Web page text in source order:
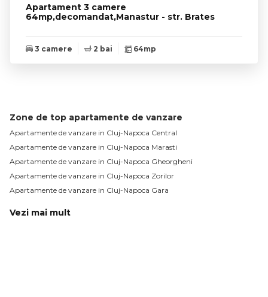
Apartament 3 camere
64mp,decomandat,Manastur - str. Brates
3 camere 2 bai 64mp
Zone de top apartamente de vanzare
Apartamente de vanzare in Cluj-Napoca Central
Apartamente de vanzare in Cluj-Napoca Marasti
Apartamente de vanzare in Cluj-Napoca Gheorgheni
Apartamente de vanzare in Cluj-Napoca Zorilor
Apartamente de vanzare in Cluj-Napoca Gara
Vezi mai mult